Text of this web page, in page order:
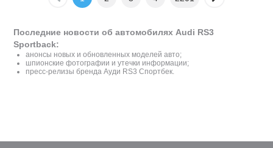
Последние новости об автомобилях Audi RS3
Sportback:
анонсы новых и обновленных моделей авто;
шпионские фотографии и утечки информации;
пресс-релизы бренда Ауди RS3 Спортбек.